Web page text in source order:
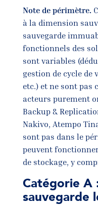
Note de périmètre.
à la dimension
sauvegarde
fonctionnels des
sont variables
gestion de cycle
etc.) et ne sont pas
acteurs purement
Backup &
Nakivo, Atempo
sont pas dans le
peuvent
de stockage, y
Catégorie A
sauvegarde